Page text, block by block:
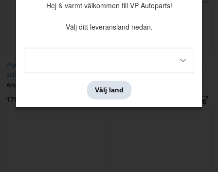
Prydnadslist hjulhus Chevelle 70-72
set/4
Artnr:
1799 kr
Prydnadslist huv bakre Chevelle/El
GMK-4033-250-70
719 kr
Hej & varmt välkommen till VP Autoparts!
Välj ditt leveransland nedan.
Välj land